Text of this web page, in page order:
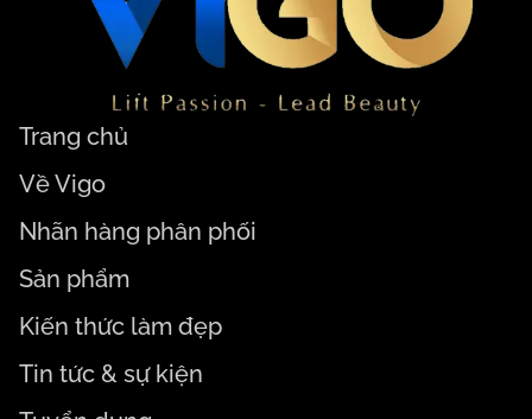
Trang chủ
Về Vigo
Nhãn hàng phân phối
Sản phẩm
Kiến thức làm đẹp
Tin tức & sự kiện